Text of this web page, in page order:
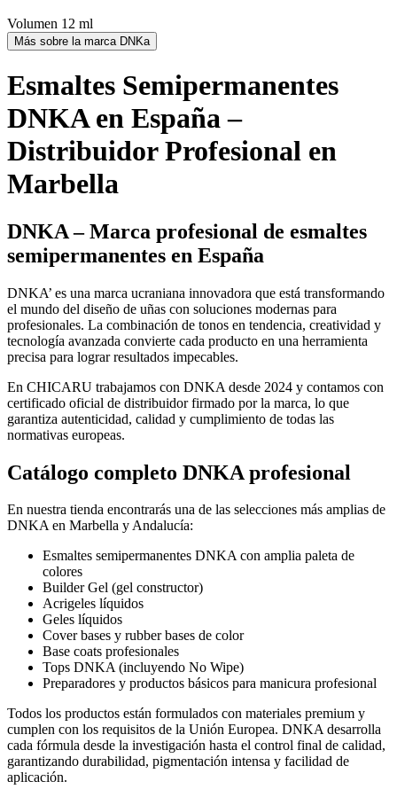
Volumen 12 ml
Más sobre la marca DNKa
Esmaltes Semipermanentes
DNKA en España –
Distribuidor Profesional en
Marbella
DNKA – Marca profesional de esmaltes
semipermanentes en España
DNKA’ es una marca ucraniana innovadora que está transformando
el mundo del diseño de uñas con soluciones modernas para
profesionales. La combinación de tonos en tendencia, creatividad y
tecnología avanzada convierte cada producto en una herramienta
precisa para lograr resultados impecables.
En CHICARU trabajamos con DNKA desde 2024 y contamos con
certificado oficial de distribuidor firmado por la marca, lo que
garantiza autenticidad, calidad y cumplimiento de todas las
normativas europeas.
Catálogo completo DNKA profesional
En nuestra tienda encontrarás una de las selecciones más amplias de
DNKA en Marbella y Andalucía:
Esmaltes semipermanentes DNKA con amplia paleta de
colores
Builder Gel (gel constructor)
Acrigeles líquidos
Geles líquidos
Cover bases y rubber bases de color
Base coats profesionales
Tops DNKA (incluyendo No Wipe)
Preparadores y productos básicos para manicura profesional
Todos los productos están formulados con materiales premium y
cumplen con los requisitos de la Unión Europea. DNKA desarrolla
cada fórmula desde la investigación hasta el control final de calidad,
garantizando durabilidad, pigmentación intensa y facilidad de
aplicación.